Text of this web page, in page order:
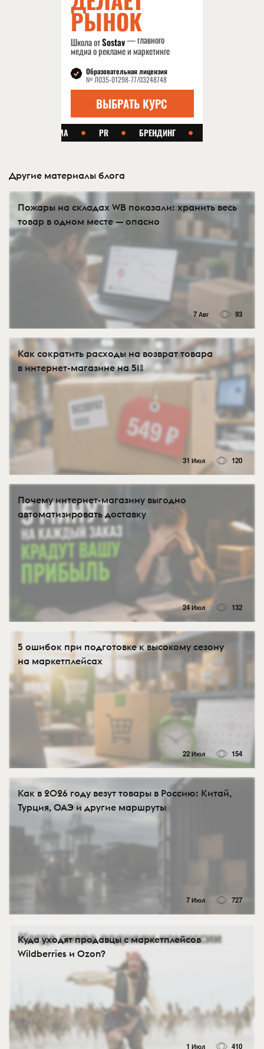
Другие материалы блога
Пожары на складах WB показали: хранить весь
товар в одном месте — опасно
7 Авг 93
Как сократить расходы на возврат товара
в интернет-магазине на 51%
31 Июл 120
Почему интернет-магазину выгодно
автоматизировать доставку
24 Июл 132
5 ошибок при подготовке к высокому сезону
на маркетплейсах
22 Июл 154
Как в 2026 году везут товары в Россию: Китай,
Турция, ОАЭ и другие маршруты
7 Июл 727
Куда уходят продавцы с маркетплейсов
Wildberries и Ozon?
1 Июл 410